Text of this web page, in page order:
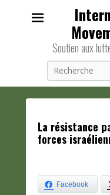
Soutien aux
La résistance
forces
Facebook